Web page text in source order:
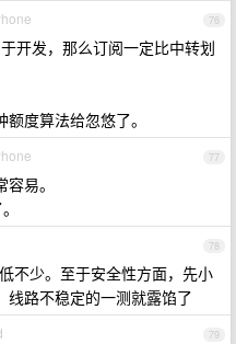
76
开发，那么订阅一定比中转划
度算法给忽悠了。
77
易。
78
不少。至于安全性方面，先小
线路不稳定的一测就露馅了
79